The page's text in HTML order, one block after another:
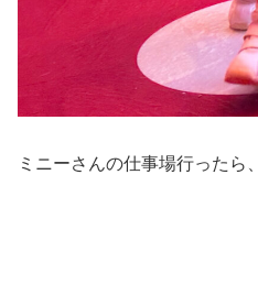
ミニーさんの仕事場行ったら